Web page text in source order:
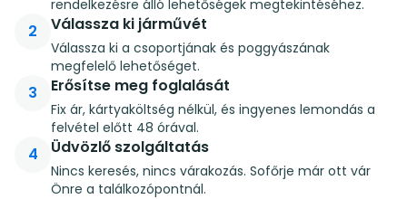
rendelkezésre álló lehetőségek megtekintéséhez.
2 Válassza ki járművét
Válassza ki a csoportjának és poggyászának
megfelelő lehetőséget.
3 Erősítse meg foglalását
Fix ár, kártyaköltség nélkül, és ingyenes lemondás a
felvétel előtt 48 órával.
4 Üdvözlő szolgáltatás
Nincs keresés, nincs várakozás. Sofőrje már ott vár
Önre a találkozópontnál.